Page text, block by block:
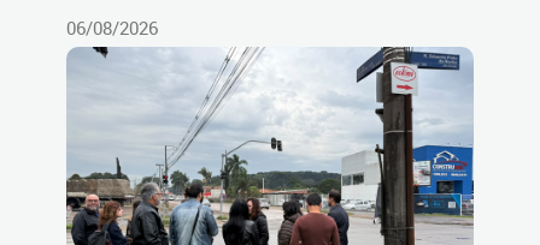
06/08/2026